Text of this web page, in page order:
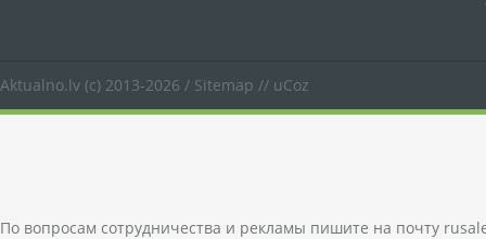
Aktualno.lv (c) 2013-2026 / Sitemap // uCoz
По вопросам сотрудничества и рекламы пишите на почту